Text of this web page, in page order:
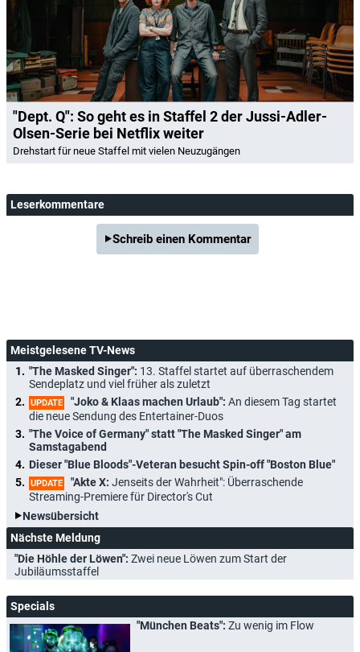
"Dept. Q": So geht es in Staffel 2 der Jussi-Adler-
Olsen-Serie bei Netflix weiter
Drehstart für neue Staffel mit vielen Neuzugängen
Leserkommentare
Schreib einen Kommentar
Meistgelesene TV-News
"The Masked Singer": 13. Staffel startet auf überraschendem
Sendeplatz und viel früher als zuletzt
UPDATE "Joko & Klaas machen Urlaub": An diesem Tag startet
die neue Sendung des Entertainer-Duos
"The Voice of Germany" statt "The Masked Singer" am
Samstagabend
Dieser "Blue Bloods"-Veteran besucht Spin-off "Boston Blue"
UPDATE "Akte X: Jenseits der Wahrheit": Überraschende
Streaming-Premiere für Director's Cut
Newsübersicht
Nächste Meldung
"Die Höhle der Löwen": Zwei neue Löwen zum Start der
Jubiläumsstaffel
Specials
"München Beats": Zu wenig im Flow